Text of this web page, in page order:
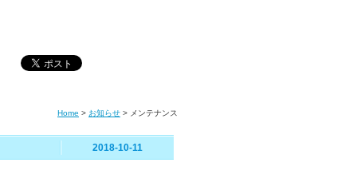
Home > お知らせ > メンテナンス
2018-10-11